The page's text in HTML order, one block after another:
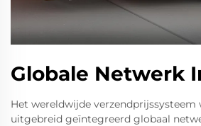
Globale Netwerk
Het wereldwijde verzendprijssysteem
uitgebreid geïntegreerd globaal